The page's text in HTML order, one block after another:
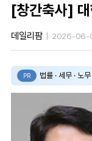
[창간축사]
데일리팜 2026-06-
PR 법률 · 세무 · 노